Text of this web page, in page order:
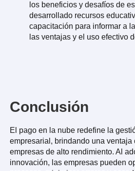
los beneficios y desafíos de
desarrollado recursos
capacitación para informar a
las ventajas y el uso efectivo
Conclusión
El pago en la nube redefine la
empresarial, brindando una ventaja
empresas de alto rendimiento. Al
innovación, las empresas pueden